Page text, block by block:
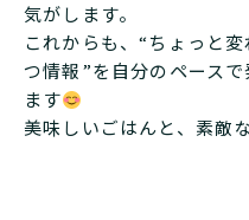
気がします。
これからも、“ちょっと
つ情報”を自分のペース
ます
美味しいごはんと、素敵